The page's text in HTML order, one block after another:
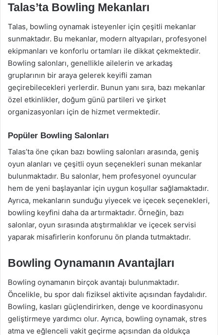
Talas’ta Bowling Mekanları
Talas, bowling oynamak isteyenler için çeşitli mekanlar
sunmaktadır. Bu mekanlar, modern altyapıları, profesyonel
ekipmanları ve konforlu ortamları ile dikkat çekmektedir.
Bowling salonları, genellikle ailelerin ve arkadaş
gruplarının bir araya gelerek keyifli zaman
geçirebilecekleri yerlerdir. Bunun yanı sıra, bazı mekanlar
özel etkinlikler, doğum günü partileri ve şirket
organizasyonları için de hizmet vermektedir.
Popüler Bowling Salonları
Talas’ta öne çıkan bazı bowling salonları arasında, geniş
oyun alanları ve çeşitli oyun seçenekleri sunan mekanlar
bulunmaktadır. Bu salonlar, hem profesyonel oyuncular
hem de yeni başlayanlar için uygun koşullar sağlamaktadır.
Ayrıca, mekanların sunduğu yiyecek ve içecek seçenekleri,
bowling keyfini daha da artırmaktadır. Örneğin, bazı
salonlar, oyun sırasında atıştırmalıklar ve içecek servisi
yaparak misafirlerin konforunu ön planda tutmaktadır.
Bowling Oynamanın Avantajları
Bowling oynamanın birçok avantajı bulunmaktadır.
Öncelikle, bu spor dalı fiziksel aktivite açısından faydalıdır.
Bowling, kasları güçlendirirken, denge ve koordinasyonu
geliştirmeye yardımcı olur. Ayrıca, bowling oynamak, stres
atma ve eğlenceli vakit geçirme açısından da oldukça